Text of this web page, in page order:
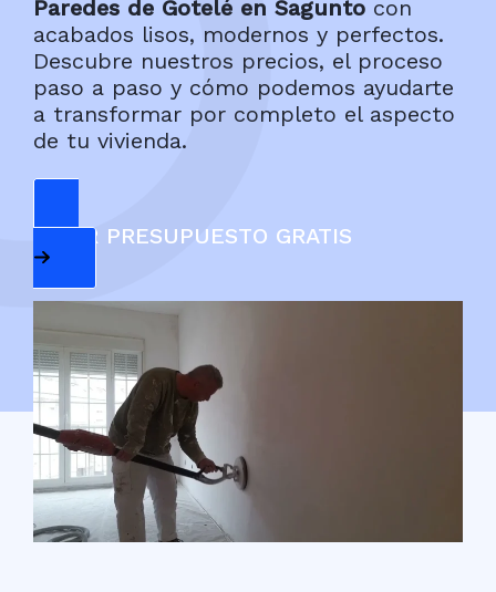
Paredes de Gotelé en Sagunto con
acabados lisos, modernos y perfectos.
Descubre nuestros precios, el proceso
paso a paso y cómo podemos ayudarte
a transformar por completo el aspecto
de tu vivienda.
PEDIR PRESUPUESTO GRATIS